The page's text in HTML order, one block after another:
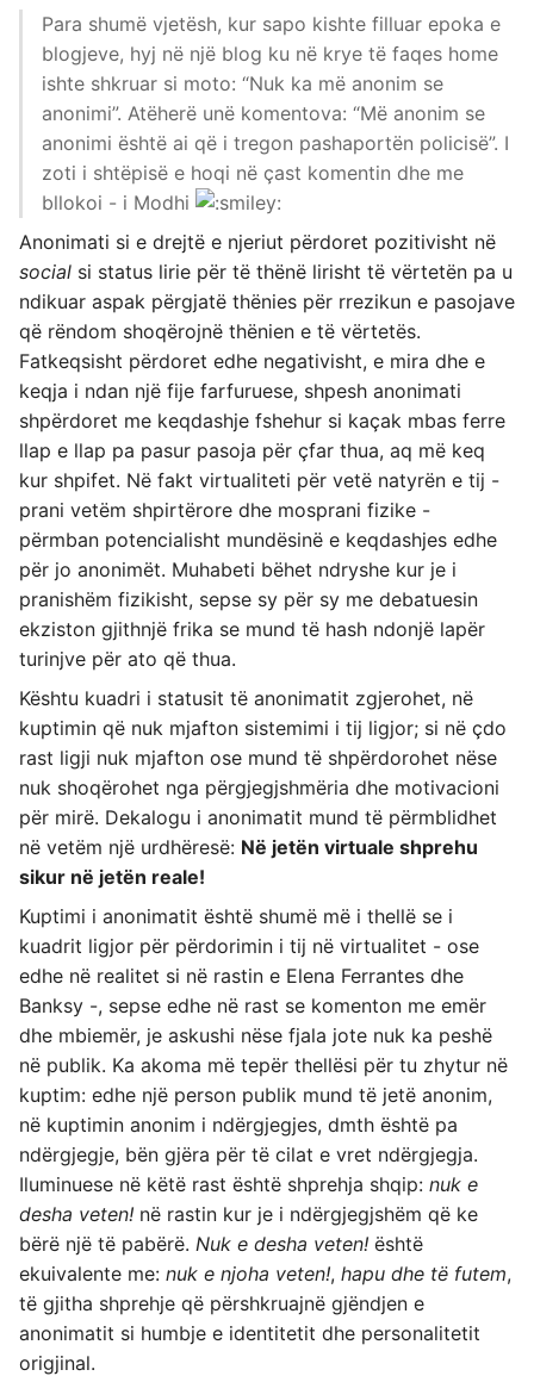
Para shumë vjetësh, kur sapo kishte filluar epoka e
blogjeve, hyj në një blog ku në krye të faqes home
ishte shkruar si moto: “Nuk ka më anonim se
anonimi”. Atëherë unë komentova: “Më anonim se
anonimi është ai që i tregon pashaportën policisë”. I
zoti i shtëpisë e hoqi në çast komentin dhe me
bllokoi - i Modhi
Anonimati si e drejtë e njeriut përdoret pozitivisht në
social si status lirie për të thënë lirisht të vërtetën pa u
ndikuar aspak përgjatë thënies për rrezikun e pasojave
që rëndom shoqërojnë thënien e të vërtetës.
Fatkeqsisht përdoret edhe negativisht, e mira dhe e
keqja i ndan një fije farfuruese, shpesh anonimati
shpërdoret me keqdashje fshehur si kaçak mbas ferre
llap e llap pa pasur pasoja për çfar thua, aq më keq
kur shpifet. Në fakt virtualiteti për vetë natyrën e tij -
prani vetëm shpirtërore dhe mosprani fizike -
përmban potencialisht mundësinë e keqdashjes edhe
për jo anonimët. Muhabeti bëhet ndryshe kur je i
pranishëm fizikisht, sepse sy për sy me debatuesin
ekziston gjithnjë frika se mund të hash ndonjë lapër
turinjve për ato që thua.
Kështu kuadri i statusit të anonimatit zgjerohet, në
kuptimin që nuk mjafton sistemimi i tij ligjor; si në çdo
rast ligji nuk mjafton ose mund të shpërdorohet nëse
nuk shoqërohet nga përgjegjshmëria dhe motivacioni
për mirë. Dekalogu i anonimatit mund të përmblidhet
në vetëm një urdhëresë: Në jetën virtuale shprehu
sikur në jetën reale!
Kuptimi i anonimatit është shumë më i thellë se i
kuadrit ligjor për përdorimin i tij në virtualitet - ose
edhe në realitet si në rastin e Elena Ferrantes dhe
Banksy -, sepse edhe në rast se komenton me emër
dhe mbiemër, je askushi nëse fjala jote nuk ka peshë
në publik. Ka akoma më tepër thellësi për tu zhytur në
kuptim: edhe një person publik mund të jetë anonim,
në kuptimin anonim i ndërgjegjes, dmth është pa
ndërgjegje, bën gjëra për të cilat e vret ndërgjegja.
Iluminuese në këtë rast është shprehja shqip: nuk e
desha veten! në rastin kur je i ndërgjegjshëm që ke
bërë një të pabërë. Nuk e desha veten! është
ekuivalente me: nuk e njoha veten!, hapu dhe të futem,
të gjitha shprehje që përshkruajnë gjëndjen e
anonimatit si humbje e identitetit dhe personalitetit
origjinal.